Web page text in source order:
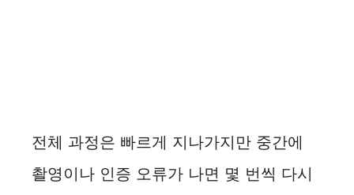
전체 과정은 빠르게 지나가지만 중간에
촬영이나 인증 오류가 나면 몇 번씩 다시